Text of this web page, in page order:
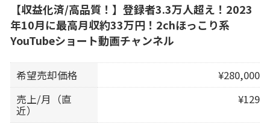
【収益化済/高品質！】登録者3.3万人超え！2023
年10月に最高月収約33万円！2chほっこり系
YouTubeショート動画チャンネル
希望売却価格
¥280,000
売上/月（直
近）
¥129